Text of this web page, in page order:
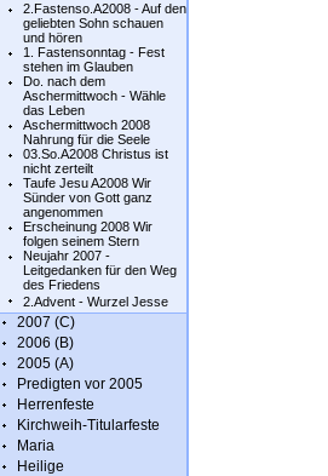
2.Fastenso.A2008 - Auf den
geliebten Sohn schauen
und hören
1. Fastensonntag - Fest
stehen im Glauben
Do. nach dem
Aschermittwoch - Wähle
das Leben
Aschermittwoch 2008
Nahrung für die Seele
03.So.A2008 Christus ist
nicht zerteilt
Taufe Jesu A2008 Wir
Sünder von Gott ganz
angenommen
Erscheinung 2008 Wir
folgen seinem Stern
Neujahr 2007 -
Leitgedanken für den Weg
des Friedens
2.Advent - Wurzel Jesse
2007 (C)
2006 (B)
2005 (A)
Predigten vor 2005
Herrenfeste
Kirchweih-Titularfeste
Maria
Heilige